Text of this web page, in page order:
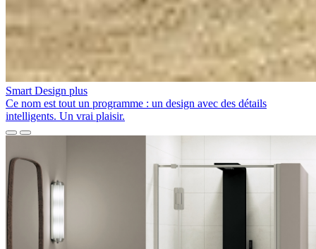
Smart Design plus
Ce nom est tout un programme : un design avec des détails
intelligents. Un vrai plaisir.